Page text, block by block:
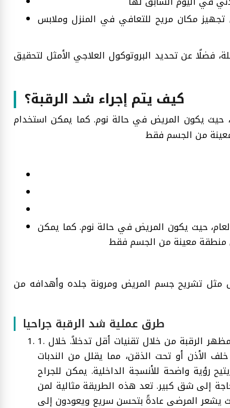
تجهيز مكان مريح للتعافي في المنزل وملابس
عن تحديد البروتوكول العلاجي الأمثل لتحقيق
كيف يتم إجراء شد الرقبة؟
حيث يكون المريض في حالة نوم. كما يمكن استخدام
حيث يكون المريض في حالة نوم. كما يمكن
مثل تشريح جسم المريض ومرونة جلده وأهدافه من
طرق عملية شد الرقبة جراحيا
1. الرقبة من خلال تقنيات أقل تدخلاً. خلال
الأذن أو تحت الذقن، مما يقلل من الندبات
رؤية واضحة للأنسجة الداخلية. يمكن للجراح
إلى شق كبير. تعد هذه الطريقة مثالية لمن
يشعر المرضى عادةً بتحسن سريع ويعودون إلى